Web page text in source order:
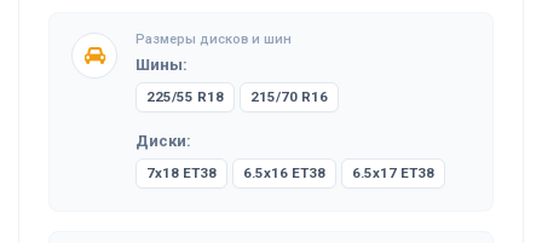
Размеры дисков и шин
Шины:
225/55 R18 215/70 R16
Диски:
7x18 ET38 6.5x16 ET38 6.5x17 ET38